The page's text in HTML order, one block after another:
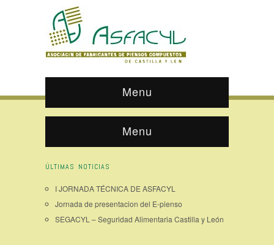
Menu
Menu
ÚLTIMAS NOTICIAS
I JORNADA TÉCNICA DE ASFACYL
Jornada de presentacion del E-pienso
SEGACYL – Seguridad Alimentaria Castilla y León